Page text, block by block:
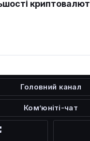
криптовалют
Головний канал
Ком’юніті-чат